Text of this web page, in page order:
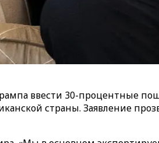
ввести 30-процентные
страны. Заявление